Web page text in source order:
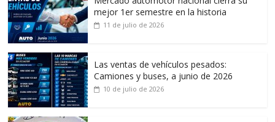
mejor 1er semestre en la historia
11 de julio de 2026
Las ventas de vehículos pesados:
Camiones y buses, a junio de 2026
10 de julio de 2026